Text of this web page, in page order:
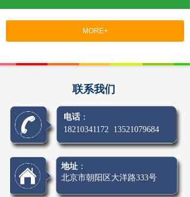
MORE+
联系我们
地址 ：
北京市朝阳区大洋路333号
电话 ：
18210341172 13521079684